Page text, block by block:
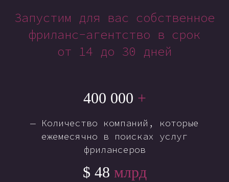
Запустим для вас собственное
фриланс-агентство в срок
от 14 до 30 дней
400 000 +
— Количество компаний, которые
ежемесячно в поисках услуг
фрилансеров
$ 48 млрд